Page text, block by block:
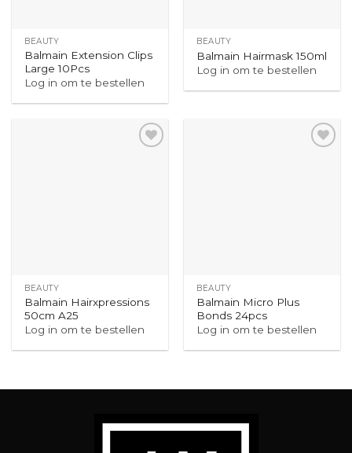
BEAUTY
Balmain Extension Clips
Large 10Pcs
Log in om te bestellen
BEAUTY
Balmain Hairmask 150ml
Log in om te bestellen
BEAUTY
Balmain Hairxpressions
50cm A25
Log in om te bestellen
BEAUTY
Balmain Micro Plus
Bonds 24pcs
Log in om te bestellen